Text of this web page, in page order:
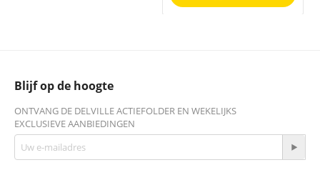
Blijf op de hoogte
ONTVANG DE DELVILLE ACTIEFOLDER EN WEKELIJKS
EXCLUSIEVE AANBIEDINGEN